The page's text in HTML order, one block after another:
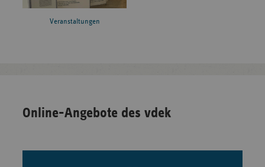
Veranstaltungen
Online-Angebote des vdek